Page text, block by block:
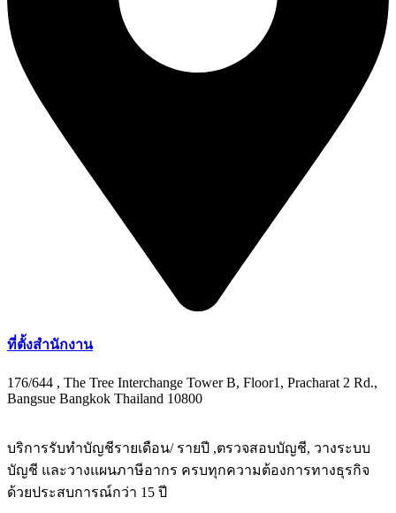
ที่ตั้งสำนักงาน
176/644 , The Tree Interchange Tower B, Floor1, Pracharat 2 Rd.,
Bangsue Bangkok Thailand 10800
บริการรับทำบัญชีรายเดือน/ รายปี ,ตรวจสอบบัญชี, วางระบบ
บัญชี และวางแผนภาษีอากร ครบทุกความต้องการทางธุรกิจ
ด้วยประสบการณ์กว่า 15 ปี